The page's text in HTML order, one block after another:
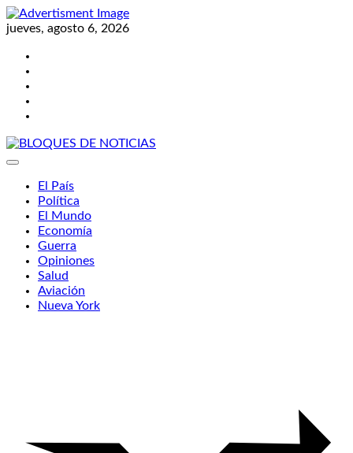
Skip
to
jueves, agosto 6, 2026
El País
Política
El Mundo
Economía
Guerra
Opiniones
Salud
Aviación
Nueva York